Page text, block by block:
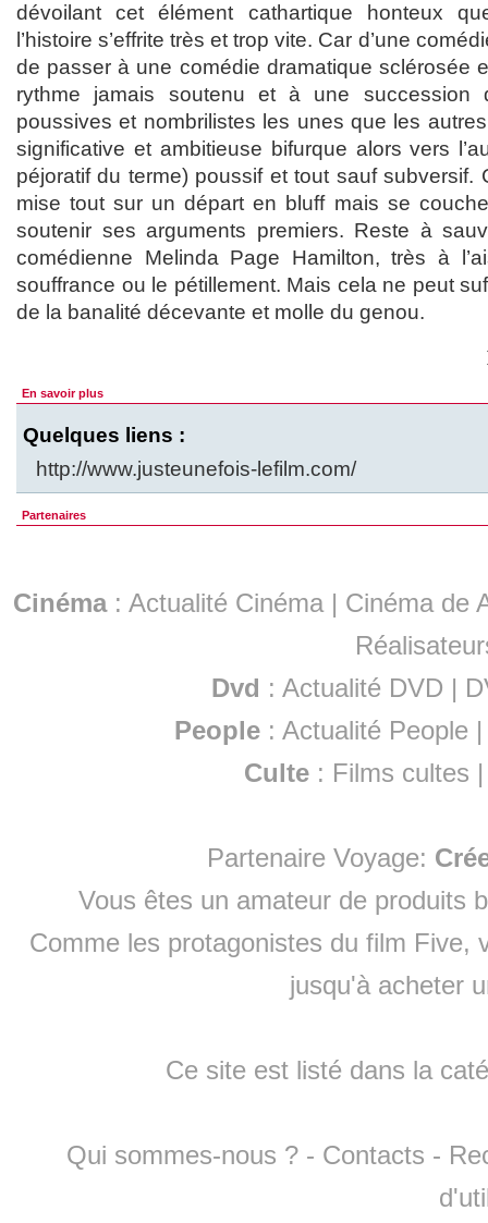
dévoilant cet élément cathartique honteux
l’histoire s’effrite très et trop vite. Car d’une
de passer à une comédie dramatique sclérosée
rythme jamais soutenu et à une succession
poussives et nombrilistes les unes que les
significative et ambitieuse bifurque alors vers
péjoratif du terme) poussif et tout sauf subversif.
mise tout sur un départ en bluff mais se
soutenir ses arguments premiers. Reste à
comédienne Melinda Page Hamilton, très à
souffrance ou le pétillement. Mais cela ne peut
de la banalité décevante et molle du genou.
En savoir plus
Quelques liens :
http://www.justeunefois-lefilm.com/
Partenaires
Cinéma: Actualité Cinéma | Cinéma de
Dvd : Actualité DVD |
People :Actualité People
Culte : Films cultes
Partenaire Voyage:
Vous êtes un amateur de produits
Comme les protagonistes du film Five,
jusqu'à acheter
Ce site est listé dans la
Qui sommes-nous ? - Contacts -